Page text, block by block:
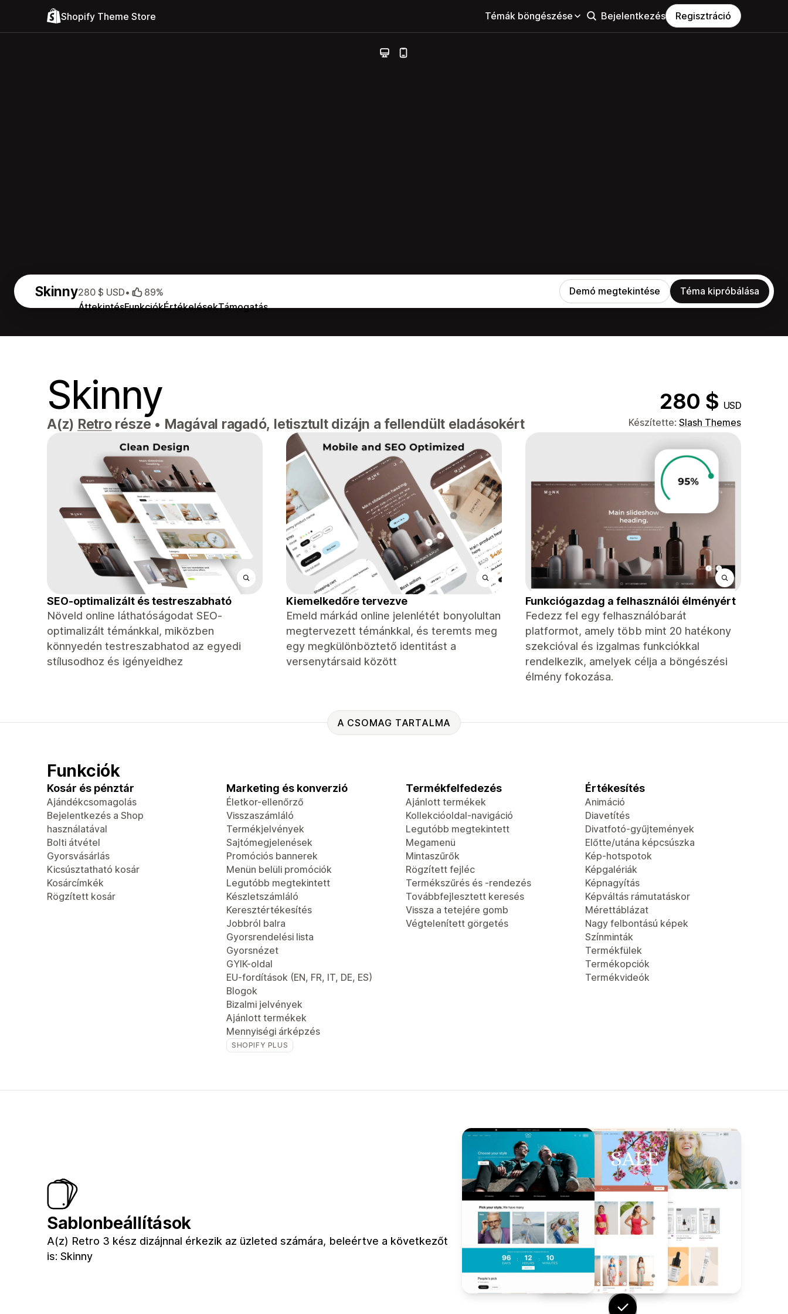
Shopify Theme Store Témák böngészése Bejelentkezés Regisztráció
Skinny
ÁttekintésFunkciókÉrtékelésekTámogatás
280 $ USD• 89% Demó megtekintése Téma kipróbálása
Skinny 280 $ USD
A(z) Retrorésze • Magával ragadó, letisztult dizájn a fellendült eladásokért Készítette: Slash Themes
SEO-optimalizált és testreszabható
Növeld online láthatóságodat SEO-
optimalizált témánkkal, miközben
könnyedén testreszabhatod az egyedi
stílusodhoz és igényeidhez
Kiemelkedőre tervezve
Emeld márkád online jelenlétét bonyolultan
megtervezett témánkkal, és teremts meg
egy megkülönböztető identitást a
versenytársaid között
Funkciógazdag a felhasználói élményért
Fedezz fel egy felhasználóbarát
platformot, amely több mint 20 hatékony
szekcióval és izgalmas funkciókkal
rendelkezik, amelyek célja a böngészési
élmény fokozása.
A CSOMAG TARTALMA
Funkciók
Kosár és pénztár
Ajándékcsomagolás
Bejelentkezés a Shop
használatával
Bolti átvétel
Gyorsvásárlás
Kicsúsztatható kosár
Kosárcímkék
Rögzített kosár
Marketing és konverzió
Életkor-ellenőrző
Visszaszámláló
Termékjelvények
Sajtómegjelenések
Promóciós bannerek
Menün belüli promóciók
Legutóbb megtekintett
Készletszámláló
Keresztértékesítés
Jobbról balra
Gyorsrendelési lista
Gyorsnézet
GYIK-oldal
EU-fordítások (EN, FR, IT, DE, ES)
Blogok
Bizalmi jelvények
Ajánlott termékek
Mennyiségi árképzés
SHOPIFY PLUS
Termékfelfedezés
Ajánlott termékek
Kollekcióoldal-navigáció
Legutóbb megtekintett
Megamenü
Mintaszűrők
Rögzített fejléc
Termékszűrés és -rendezés
Továbbfejlesztett keresés
Vissza a tetejére gomb
Végtelenített görgetés
Értékesítés
Animáció
Diavetítés
Divatfotó-gyűjtemények
Előtte/utána képcsúszka
Kép-hotspotok
Képgalériák
Képnagyítás
Képváltás rámutatáskor
Mérettáblázat
Nagy felbontású képek
Színminták
Termékfülek
Termékopciók
Termékvideók
Sablonbeállítások
A(z) Retro 3 kész dizájnnal érkezik az üzleted számára, beleértve a következőt
is: Skinny